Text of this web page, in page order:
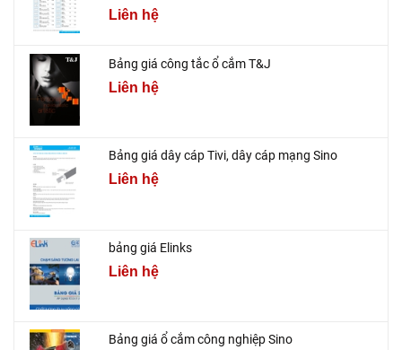
Liên hệ
Bảng giá công tắc ổ cắm T&J
Liên hệ
Bảng giá dây cáp Tivi, dây cáp mạng Sino
Liên hệ
bảng giá Elinks
Liên hệ
Bảng giá ổ cắm công nghiệp Sino